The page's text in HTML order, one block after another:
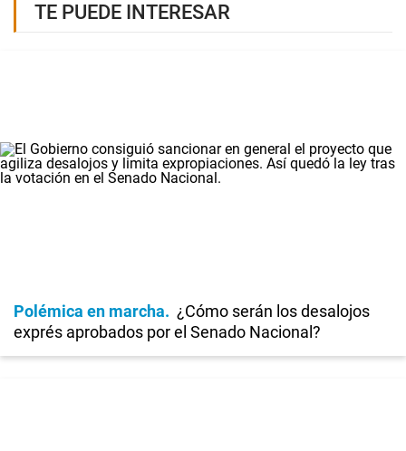
TE PUEDE INTERESAR
Polémica en marcha
¿Cómo serán los desalojos
exprés aprobados por el Senado Nacional?